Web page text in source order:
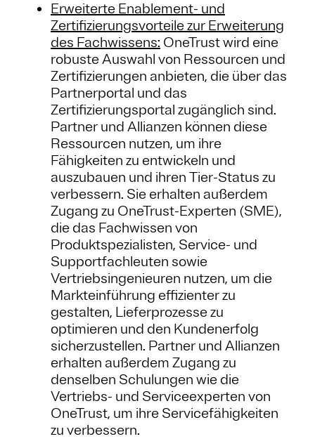
Erweiterte Enablement- und
Zertifizierungsvorteile zur Erweiterung
des Fachwissens: OneTrust wird eine
robuste Auswahl von Ressourcen und
Zertifizierungen anbieten, die über das
Partnerportal und das
Zertifizierungsportal zugänglich sind.
Partner und Allianzen können diese
Ressourcen nutzen, um ihre
Fähigkeiten zu entwickeln und
auszubauen und ihren Tier-Status zu
verbessern. Sie erhalten außerdem
Zugang zu OneTrust-Experten (SME),
die das Fachwissen von
Produktspezialisten, Service- und
Supportfachleuten sowie
Vertriebsingenieuren nutzen, um die
Markteinführung effizienter zu
gestalten, Lieferprozesse zu
optimieren und den Kundenerfolg
sicherzustellen. Partner und Allianzen
erhalten außerdem Zugang zu
denselben Schulungen wie die
Vertriebs- und Serviceexperten von
OneTrust, um ihre Servicefähigkeiten
zu verbessern.